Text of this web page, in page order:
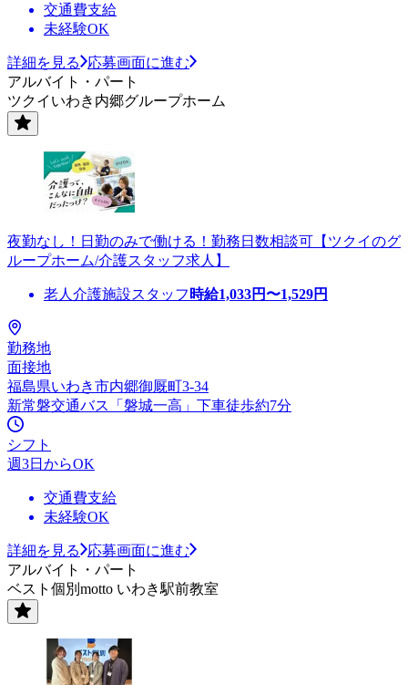
交通費支給
未経験OK
詳細を見る
応募画面に進む
アルバイト・パート
ツクイいわき内郷グループホーム
夜勤なし！日勤のみで働ける！勤務日数相談可【ツクイのグ
ループホーム/介護スタッフ求人】
老人介護施設スタッフ 時給1,033円〜1,529円
勤務地
面接地
福島県いわき市内郷御厩町3-34
新常磐交通バス「磐城一高」下車徒歩約7分
シフト
週3日からOK
交通費支給
未経験OK
詳細を見る
応募画面に進む
アルバイト・パート
ベスト個別motto いわき駅前教室